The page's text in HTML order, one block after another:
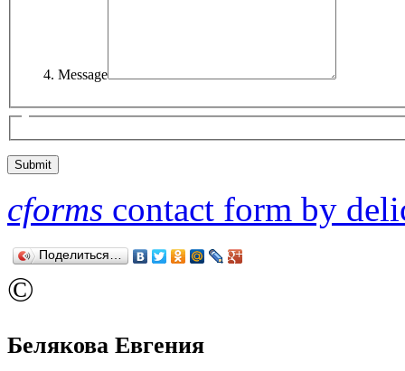
Message
cforms contact form by
Поделиться…
©
Белякова Евгения